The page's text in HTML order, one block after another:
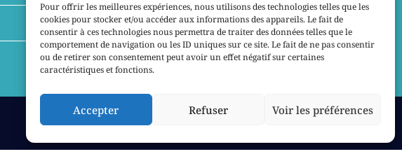
Pour offrir les meilleures expériences, nous utilisons des technologies telles que les
cookies pour stocker et/ou accéder aux informations des appareils. Le fait de
consentir à ces technologies nous permettra de traiter des données telles que le
comportement de navigation ou les ID uniques sur ce site. Le fait de ne pas consentir
ou de retirer son consentement peut avoir un effet négatif sur certaines
caractéristiques et fonctions.
Accepter Refuser Voir les préférences